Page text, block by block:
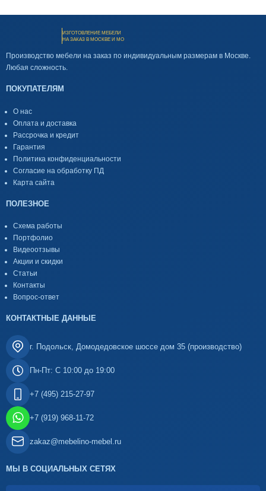
ИЗГОТОВЛЕНИЕ МЕБЕЛИ
НА ЗАКАЗ В МОСКВЕ И МО
Производство мебели на заказ по индивидуальным размерам в Москве.
Любая сложность.
ПОКУПАТЕЛЯМ
О нас
Оплата и доставка
Рассрочка и кредит
Гарантия
Политика конфиденциальности
Согласие на обработку ПД
Карта сайта
ПОЛЕЗНОЕ
Схема работы
Портфолио
Видеоотзывы
Акции и скидки
Статьи
Контакты
Вопрос-ответ
КОНТАКТНЫЕ ДАННЫЕ
г. Подольск, Домодедовское шоссе дом 35 (производство)
Пн-Пт: С 10:00 до 19:00
+7 (495) 215-27-97
+7 (919) 968-11-72
zakaz@mebelino-mebel.ru
МЫ В СОЦИАЛЬНЫХ СЕТЯХ